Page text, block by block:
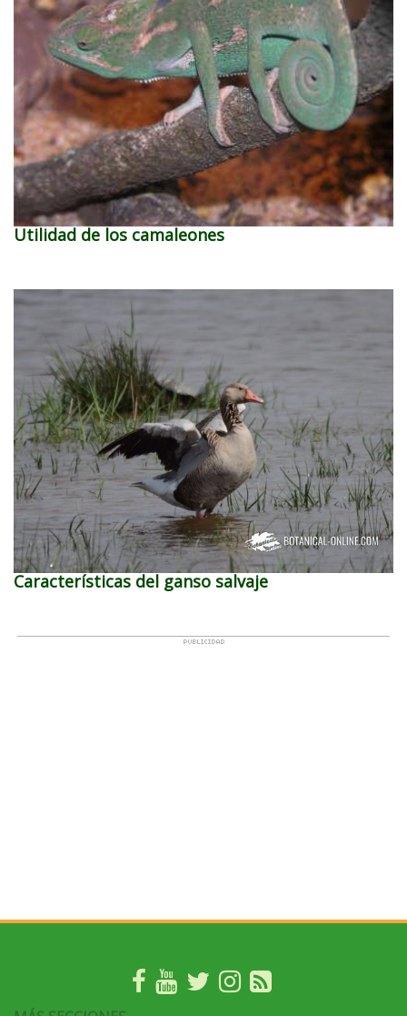
Utilidad de los camaleones
Características del ganso salvaje